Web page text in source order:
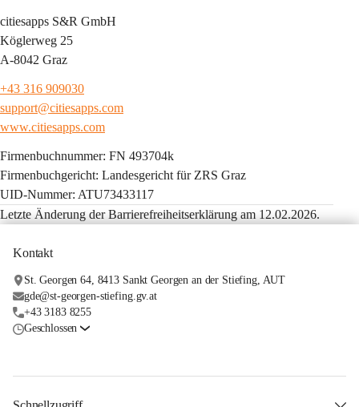
citiesapps S&R GmbH
Köglerweg 25
A-8042 Graz
+43 316 909030
support@citiesapps.com
www.citiesapps.com
Firmenbuchnummer: FN 493704k
Firmenbuchgericht: Landesgericht für ZRS Graz
UID-Nummer: ATU73433117
Letzte Änderung der Barrierefreiheitserklärung am 12.02.2026.
Kontakt
St. Georgen 64, 8413 Sankt Georgen an der Stiefing, AUT
gde@st-georgen-stiefing.gv.at
+43 3183 8255
Geschlossen